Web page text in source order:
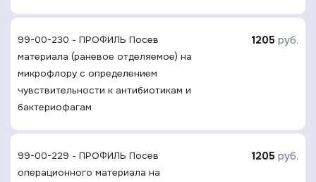
99-00-230 - ПРОФИЛЬ Посев
материала (раневое отделяемое) на
микрофлору с определением
чувcтвительности к антибиотикам и
бактериофагам
1205 руб.
99-00-229 - ПРОФИЛЬ Посев
операционного материала на
1205 руб.